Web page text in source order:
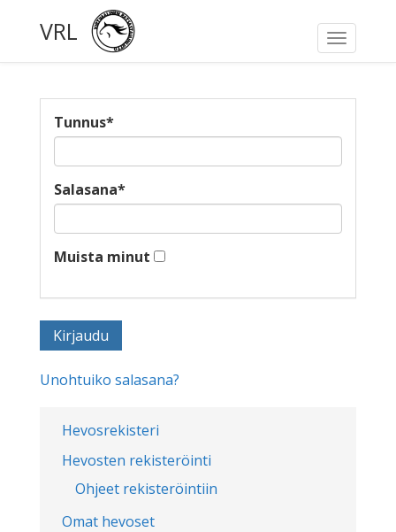
Toggle
VRL
Hevosrekisteri
Hevosten rekisteröinti
Ohjeet rekisteröintiin
Omat hevoset
Tunnus*
Salasana*
Muista minut
Unohtuiko salasana?